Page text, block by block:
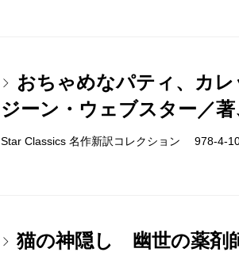
おちゃめなパティ、カレ
ジーン・ウェブスター／
Star Classics 名作新訳コレクション 978-
猫の神隠し 幽世の薬剤